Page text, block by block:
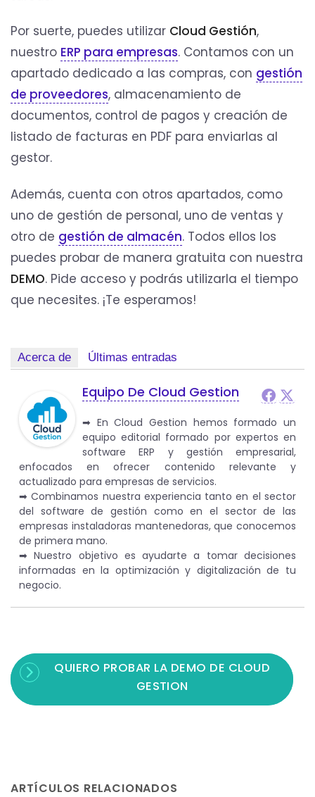
Por suerte, puedes utilizar Cloud Gestión,
nuestro ERP para empresas. Contamos con un
apartado dedicado a las compras, con gestión
de proveedores, almacenamiento de
documentos, control de pagos y creación de
listado de facturas en PDF para enviarlas al
gestor.
Además, cuenta con otros apartados, como
uno de gestión de personal, uno de ventas y
otro de gestión de almacén. Todos ellos los
puedes probar de manera gratuita con nuestra
DEMO. Pide acceso y podrás utilizarla el tiempo
que necesites. ¡Te esperamos!
Acerca de Últimas entradas
Equipo De Cloud Gestion
➡︎ En Cloud Gestion hemos formado un
equipo editorial formado por expertos en
software ERP y gestión empresarial,
enfocados en ofrecer contenido relevante y
actualizado para empresas de servicios.
➡︎ Combinamos nuestra experiencia tanto en el sector
del software de gestión como en el sector de las
empresas instaladoras mantenedoras, que conocemos
de primera mano.
➡︎ Nuestro objetivo es ayudarte a tomar decisiones
informadas en la optimización y digitalización de tu
negocio.
QUIERO PROBAR LA DEMO DE CLOUD
GESTION
ARTÍCULOS RELACIONADOS